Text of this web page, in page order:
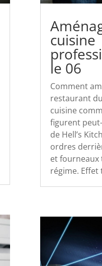
cuisine
le 06
Comment
restaurant
cuisine
figurent
de Hell’s
ordres
et
régime. Effet